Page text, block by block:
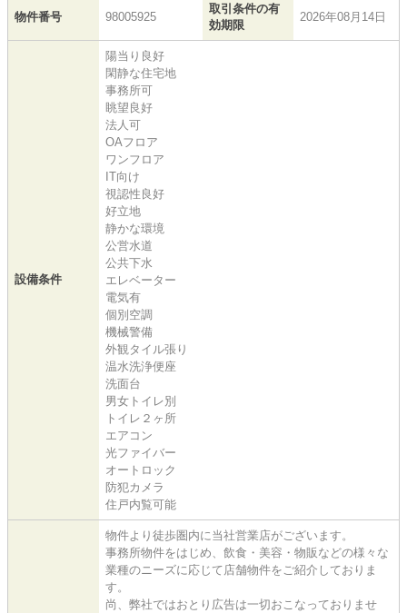
物件番号 98005925
取引条件の有
効期限
2026年08月14日
設備条件
陽当り良好
閑静な住宅地
事務所可
眺望良好
法人可
OAフロア
ワンフロア
IT向け
視認性良好
好立地
静かな環境
公営水道
公共下水
エレベーター
電気有
個別空調
機械警備
外観タイル張り
温水洗浄便座
洗面台
男女トイレ別
トイレ２ヶ所
エアコン
光ファイバー
オートロック
防犯カメラ
住戸内覧可能
物件より徒歩圏内に当社営業店がございます。
事務所物件をはじめ、飲食・美容・物販などの様々な
業種のニーズに応じて店舗物件をご紹介しておりま
す。
尚、弊社ではおとり広告は一切おこなっておりませ